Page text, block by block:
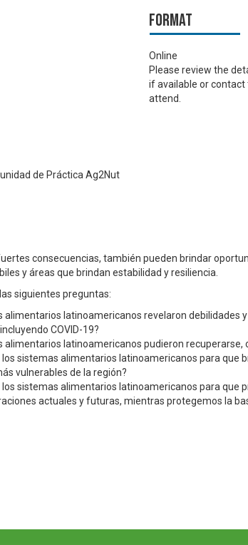
Format
Online
Please review the
if available or contact
attend.
de Práctica Ag2Nut
consecuencias, también pueden brindar
y áreas que brindan estabilidad y resiliencia.
siguientes preguntas:
alimentarios latinoamericanos revelaron debilidades
COVID-19?
alimentarios latinoamericanos pudieron recuperarse,
sistemas alimentarios latinoamericanos para que
vulnerables de la región?
sistemas alimentarios latinoamericanos para que
actuales y futuras, mientras protegemos la